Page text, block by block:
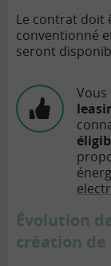
Le contrat doit
conventionné
seront
Vous
Évolution
création de